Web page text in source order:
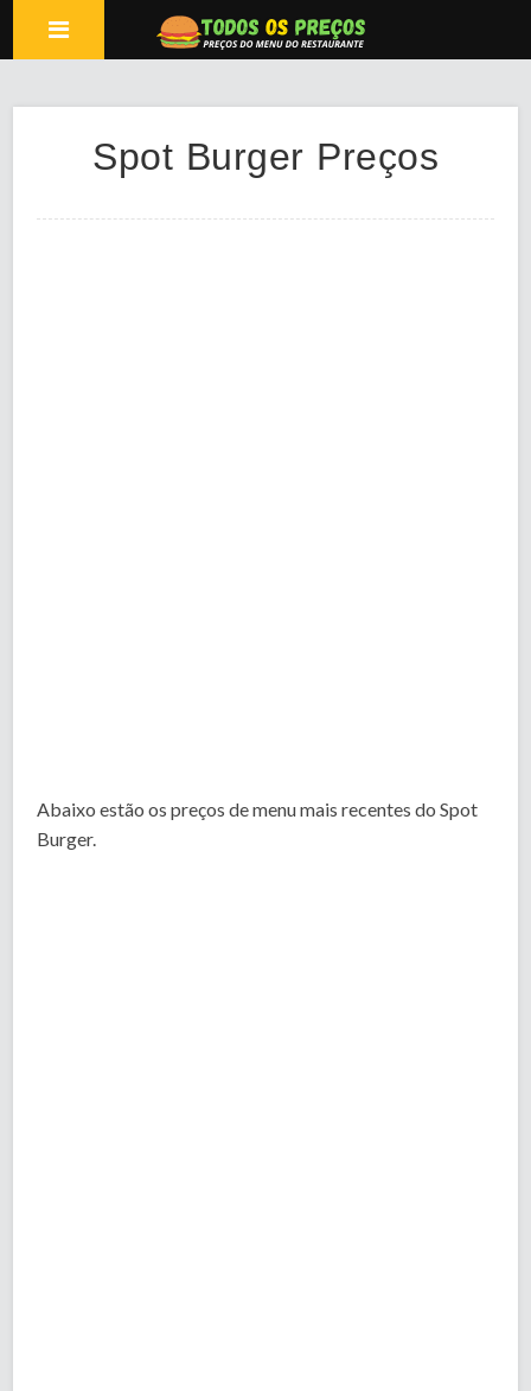
Spot Burger Preços
Abaixo estão os preços de menu mais recentes do Spot
Burger.